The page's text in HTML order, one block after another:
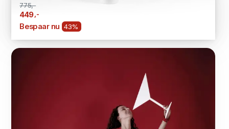
775,-
449 ,-
Bespaar nu 43%